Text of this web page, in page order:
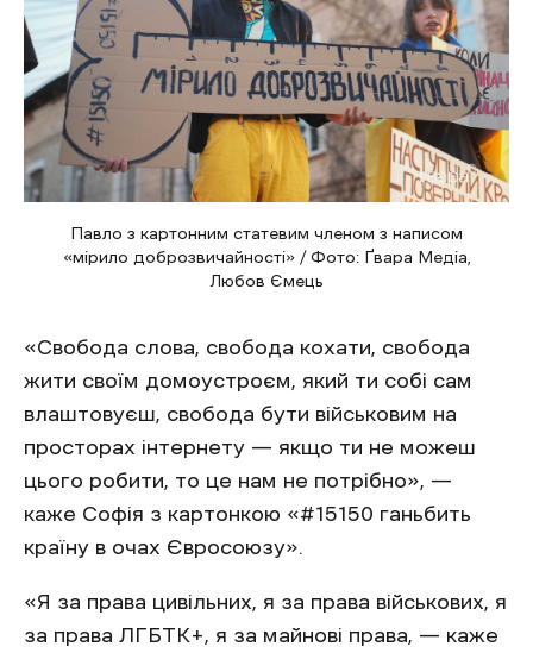
Павло з картонним статевим членом з написом
«мірило доброзвичайності» / Фото: Ґвара Медіа,
Любов Ємець
«Свобода слова, свобода кохати, свобода
жити своїм домоустроєм, який ти собі сам
влаштовуєш, свобода бути військовим на
просторах інтернету — якщо ти не можеш
цього робити, то це нам не потрібно», —
каже Софія з картонкою «#15150 ганьбить
країну в очах Євросоюзу».
«Я за права цивільних, я за права військових, я
за права ЛГБТК+, я за майнові права, — каже